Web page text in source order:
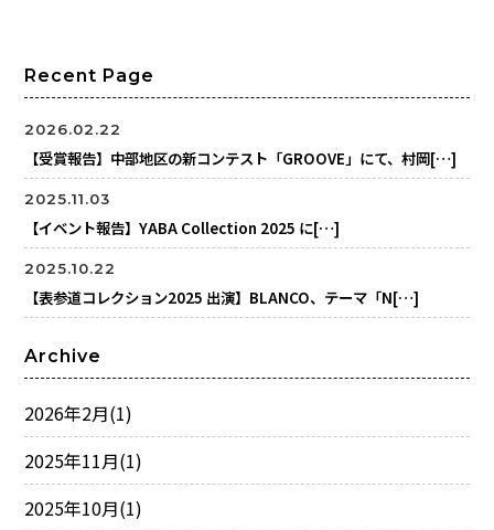
Recent Page
2026.02.22
【受賞報告】中部地区の新コンテスト「GROOVE」にて、村岡[…]
2025.11.03
【イベント報告】YABA Collection 2025 に[…]
2025.10.22
【表参道コレクション2025 出演】BLANCO、テーマ「N[…]
Archive
2026年2月(1)
2025年11月(1)
2025年10月(1)